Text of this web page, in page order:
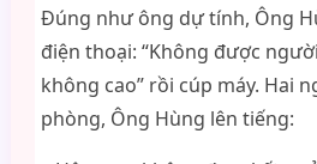
Đúng như ông dự tính, Ông
điện thoại: “Không được
không cao” rồi cúp máy. Hai
phòng, Ông Hùng lên tiếng: